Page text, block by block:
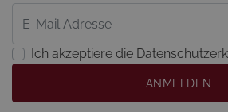
Ich akzeptiere die
ANMELDEN